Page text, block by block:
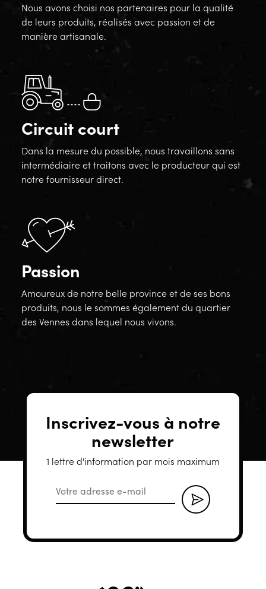
Nous avons choisi nos partenaires pour la qualité
de leurs produits, réalisés avec passion et de
manière artisanale.
Circuit court
Dans la mesure du possible, nous travaillons sans
intermédiaire et traitons avec le producteur qui est
notre fournisseur direct.
Passion
Amoureux de notre belle province et de ses bons
produits, nous le sommes également du quartier
des Vennes dans lequel nous vivons.
Inscrivez-vous à notre
newsletter
1 lettre d'information par mois maximum